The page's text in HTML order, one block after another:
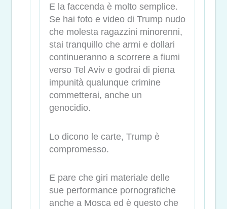
E la faccenda è molto semplice.
Se hai foto e video di Trump nudo
che molesta ragazzini minorenni,
stai tranquillo che armi e dollari
continueranno a scorrere a fiumi
verso Tel Aviv e godrai di piena
impunità qualunque crimine
commetterai, anche un
genocidio.
Lo dicono le carte, Trump è
compromesso.
E pare che giri materiale delle
sue performance pornografiche
anche a Mosca ed è questo che